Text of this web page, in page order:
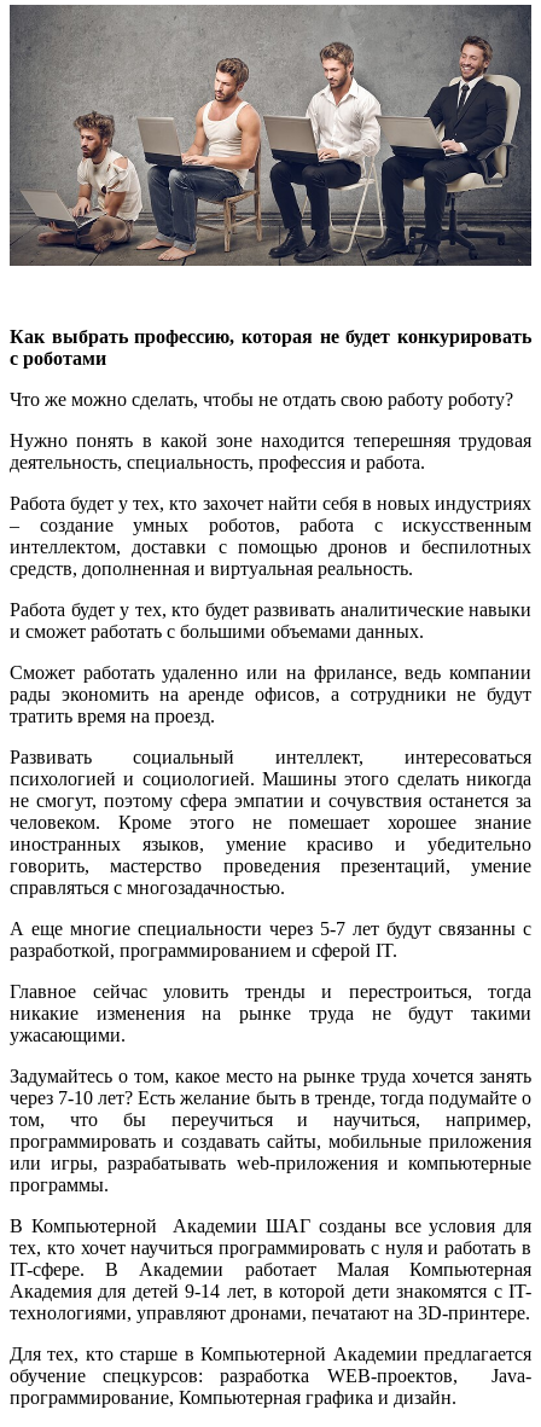
Как выбрать профессию, которая не будет конкурировать
с роботами
Что же можно сделать, чтобы не отдать свою работу роботу?
Нужно понять в какой зоне находится теперешняя трудовая
деятельность, специальность, профессия и работа.
Работа будет у тех, кто захочет найти себя в новых индустриях
– создание умных роботов, работа с искусственным
интеллектом, доставки с помощью дронов и беспилотных
средств, дополненная и виртуальная реальность.
Работа будет у тех, кто будет развивать аналитические навыки
и сможет работать с большими объемами данных.
Сможет работать удаленно или на фрилансе, ведь компании
рады экономить на аренде офисов, а сотрудники не будут
тратить время на проезд.
Развивать социальный интеллект, интересоваться
психологией и социологией. Машины этого сделать никогда
не смогут, поэтому сфера эмпатии и сочувствия останется за
человеком. Кроме этого не помешает хорошее знание
иностранных языков, умение красиво и убедительно
говорить, мастерство проведения презентаций, умение
справляться с многозадачностью.
А еще многие специальности через 5-7 лет будут связанны с
разработкой, программированием и сферой IT.
Главное сейчас уловить тренды и перестроиться, тогда
никакие изменения на рынке труда не будут такими
ужасающими.
Задумайтесь о том, какое место на рынке труда хочется занять
через 7-10 лет? Есть желание быть в тренде, тогда подумайте о
том, что бы переучиться и научиться, например,
программировать и создавать сайты, мобильные приложения
или игры, разрабатывать web-приложения и компьютерные
программы.
В Компьютерной Академии ШАГ созданы все условия для
тех, кто хочет научиться программировать с нуля и работать в
IT-сфере. В Академии работает Малая Компьютерная
Академия для детей 9-14 лет, в которой дети знакомятся с IT-
технологиями, управляют дронами, печатают на 3D-принтере.
Для тех, кто старше в Компьютерной Академии предлагается
обучение спецкурсов: разработка WEB-проектов, Java-
программирование, Компьютерная графика и дизайн.